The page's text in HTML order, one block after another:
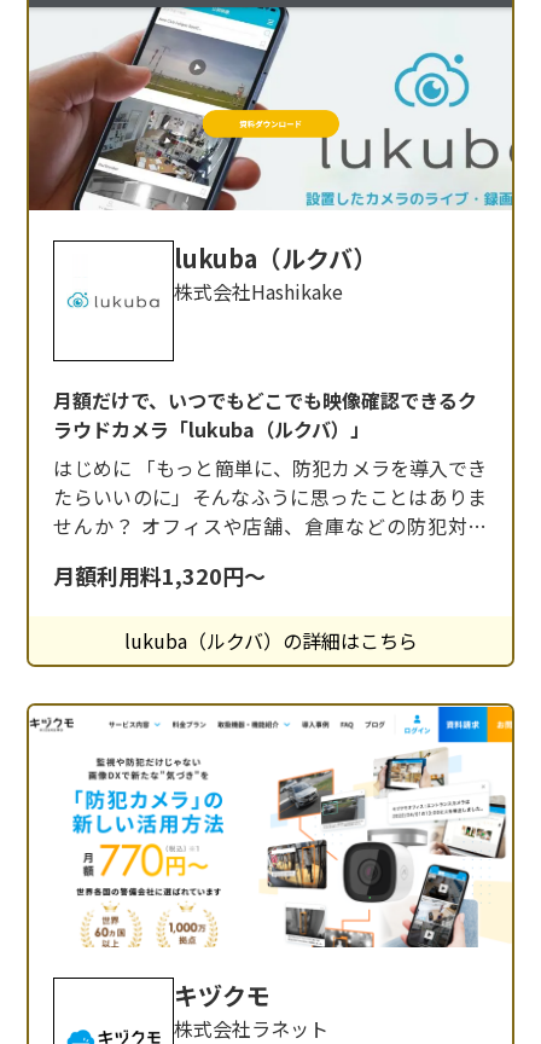
lukuba（ルクバ）
株式会社Hashikake
月額だけで、いつでもどこでも映像確認できるク
ラウドカメラ「lukuba（ルクバ）」
はじめに 「もっと簡単に、防犯カメラを導入でき
たらいいのに」そんなふうに思ったことはありま
せんか？ オフィスや店舗、倉庫などの防犯対策
実際には、「初期費用が高そう」「録画の管理が
面倒」「設置が難しそう」といった理由で、なか
なか導入に踏み切れない方も多いのではないでし
ょうか。 そんなお悩みを解決してくれるのが、ク
ラウ
月額利用料1,320円～
lukuba（ルクバ）の詳細はこちら
キヅクモ
株式会社ラネット